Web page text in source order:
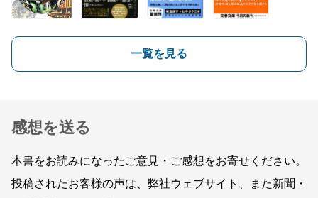
一覧を見る
感想を送る
本書をお読みになったご意見・ご感想をお寄せください。
投稿されたお客様の声は、弊社ウェブサイト、また新聞・